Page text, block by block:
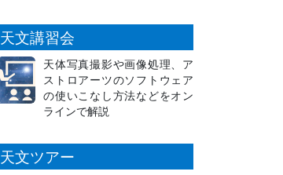
天文講習会
天体写真撮影や画像処理、ア
ストロアーツのソフトウェア
の使いこなし方法などをオン
ラインで解説
天文ツアー